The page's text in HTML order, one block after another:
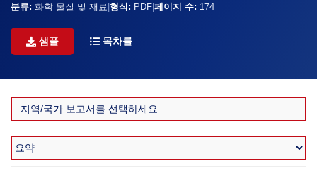
분류: 화학 물질 및 재료 형식: PDF 페이지 수: 174
샘플 목차를